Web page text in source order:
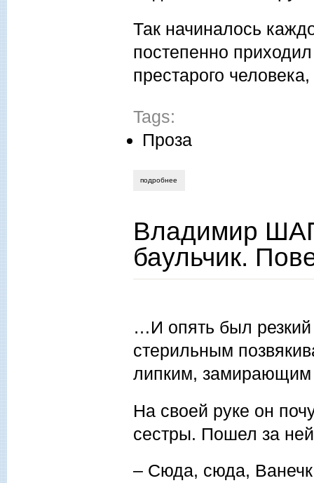
Так начиналось
постепенно
престарого
Tags:
Проза
подробнее
Владимир
баульчик.
…И опять был
стерильным
липким,
На своей руке он
сестры. Пошел за
– Сюда, сюда,